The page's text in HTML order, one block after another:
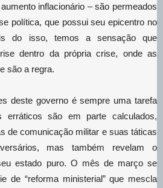
inflacionário – são permeados
política, que possui seu epicentro no
do isso, temos a sensação que
dentro da própria crise, onde as
são a regra.
deste governo é sempre uma tarefa
erráticos são em parte calculados,
de comunicação militar e suas táticas
mas também revelam o
estado puro. O mês de março se
de “reforma ministerial” que mescla